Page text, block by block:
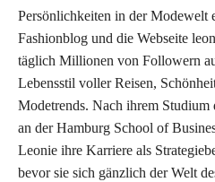
Persönlichkeiten in der Modewelt
Fashionblog und die Webseite
täglich Millionen von Followern
Lebensstil voller Reisen,
Modetrends. Nach ihrem Studium
an der Hamburg School of
Leonie ihre Karriere als
bevor sie sich gänzlich der Welt